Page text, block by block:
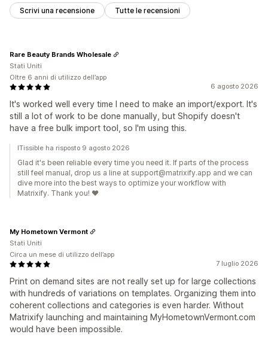
Scrivi una recensione Tutte le recensioni
6 agosto 2026
It's worked well every time I need to make an import/export. It's
still a lot of work to be done manually, but Shopify doesn't
have a free bulk import tool, so I'm using this.
Rare Beauty Brands Wholesale
Stati Uniti
Oltre 6 anni di utilizzo dell’app
ITissible ha risposto 9 agosto 2026
Glad it's been reliable every time you need it. If parts of the process
still feel manual, drop us a line at support@matrixify.app and we can
dive more into the best ways to optimize your workflow with
Matrixify. Thank you! ❤️
7 luglio 2026
Print on demand sites are not really set up for large collections
with hundreds of variations on templates. Organizing them into
coherent collections and categories is even harder. Without
Matrixify launching and maintaining MyHometownVermont.com
would have been impossible.
My Hometown Vermont
Stati Uniti
Circa un mese di utilizzo dell’app